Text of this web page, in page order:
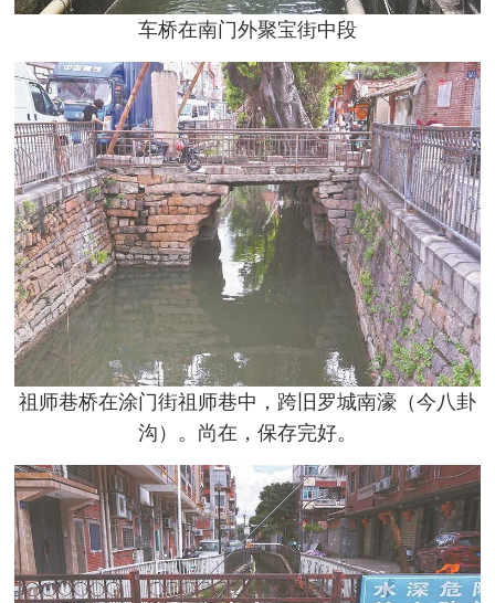
车桥在南门外聚宝街中段
祖师巷桥在涂门街祖师巷中，跨旧罗城南濠（今八卦
沟）。尚在，保存完好。